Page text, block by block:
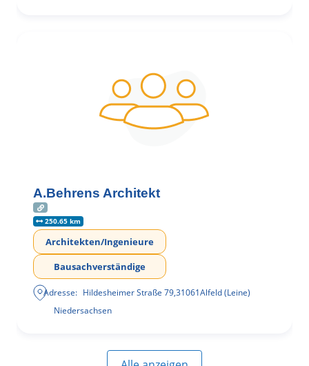
A.Behrens Architekt
250.65 km
Architekten/Ingenieure
Bausachverständige
Adresse: Hildesheimer Straße 79,31061Alfeld (Leine)
Niedersachsen